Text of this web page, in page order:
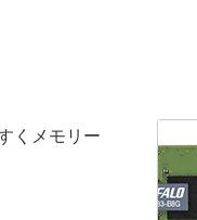
くメモリー